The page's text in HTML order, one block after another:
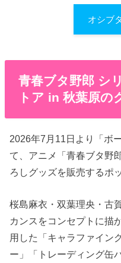
オシブ
青春ブタ野郎 シ
トア in 秋葉原の
2026年7月11日より「ボ
て、アニメ「青春ブタ野
ろしグッズを販売するポ
桜島麻衣・双葉理央・古
カンスをコンセプトに描
用した「キャラファイン
ー」「トレーディング缶